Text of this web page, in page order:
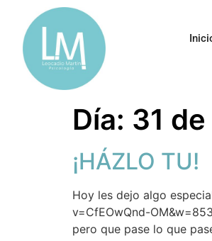
Día: 31
¡HÁZLO TU!
Hoy les dejo algo
v=CfEOwQnd-
pero que pase lo que